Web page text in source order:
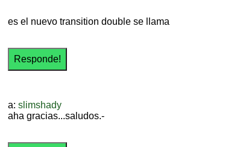
es el nuevo transition double se llama
a: slimshady
aha gracias...saludos.-